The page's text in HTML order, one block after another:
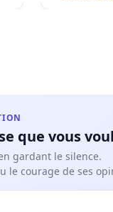
que vous
gardant le silence.
le courage de ses